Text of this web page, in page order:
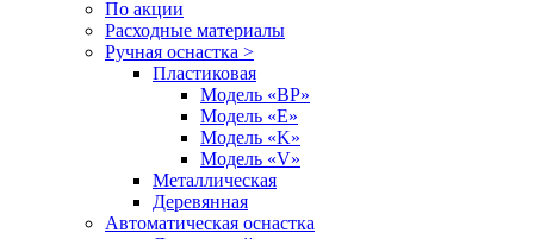
По акции
Расходные материалы
Ручная оснастка >
Пластиковая
Модель «BP»
Модель «E»
Модель «K»
Модель «V»
Металлическая
Деревянная
Автоматическая оснастка